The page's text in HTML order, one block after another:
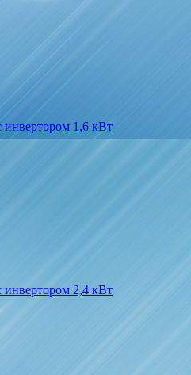
инвертором 1,6 кВт
инвертором 2,4 кВт